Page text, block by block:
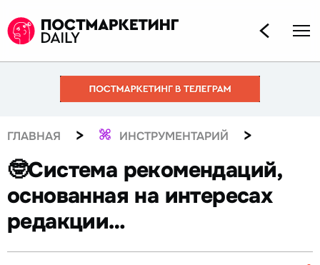
ГЛАВНАЯ > ИНСТРУМЕНТАРИЙ >
🤓Система рекомендаций,
основанная на интересах
редакции…